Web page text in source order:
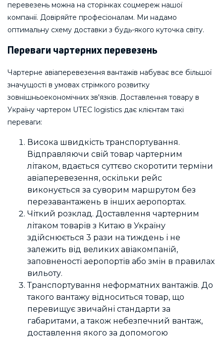
перевезень можна на сторінках соцмереж нашої
компанії. Довіряйте професіоналам. Ми надамо
оптимальну схему доставки з будь-якого куточка світу.
Переваги чартерних перевезень
Чартерне авіаперевезення вантажів набуває все більшої
значущості в умовах стрімкого розвитку
зовнішньоекономічних зв'язків. Доставлення товару в
Україну чартером UTEC logistics дає клієнтам такі
переваги:
Висока швидкість транспортування.
Відправляючи свій товар чартерним
літаком, вдається суттєво скоротити терміни
авіаперевезення, оскільки рейс
виконується за суворим маршрутом без
перезавантажень в інших аеропортах.
Чіткий розклад. Доставлення чартерним
літаком товарів з Китаю в Україну
здійснюється 3 рази на тиждень і не
залежить від великих авіакомпаній,
заповненості аеропортів або змін в правилах
вильоту.
Транспортування неформатних вантажів. До
такого вантажу відноситься товар, що
перевищує звичайні стандарти за
габаритами, а також небезпечний вантаж,
доставлення якого за допомогою